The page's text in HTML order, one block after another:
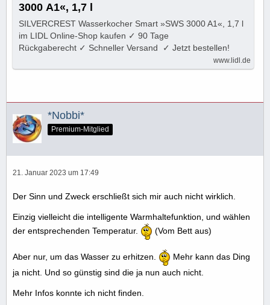
3000 A1«, 1,7 l
SILVERCREST Wasserkocher Smart »SWS 3000 A1«, 1,7 l
im LIDL Online-Shop kaufen ✓ 90 Tage
Rückgaberecht ✓ Schneller Versand ✓ Jetzt bestellen!
www.lidl.de
*Nobbi*
Premium-Mitglied
21. Januar 2023 um 17:49
Der Sinn und Zweck erschließt sich mir auch nicht wirklich.
Einzig vielleicht die intelligente Warmhaltefunktion, und wählen
der entsprechenden Temperatur.
(Vom Bett aus)
Aber nur, um das Wasser zu erhitzen.
Mehr kann das Ding
ja nicht. Und so günstig sind die ja nun auch nicht.
Mehr Infos konnte ich nicht finden.